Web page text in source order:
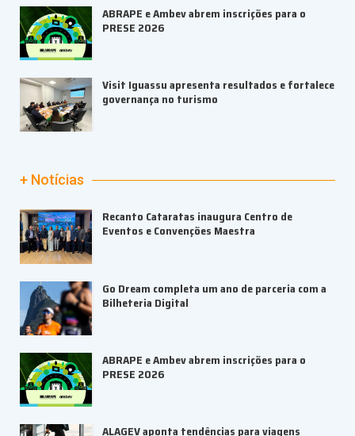
ABRAPE e Ambev abrem inscrições para o
PRESE 2026
Visit Iguassu apresenta resultados e fortalece
governança no turismo
+ Notícias
Recanto Cataratas inaugura Centro de
Eventos e Convenções Maestra
Go Dream completa um ano de parceria com a
Bilheteria Digital
ABRAPE e Ambev abrem inscrições para o
PRESE 2026
ALAGEV aponta tendências para viagens